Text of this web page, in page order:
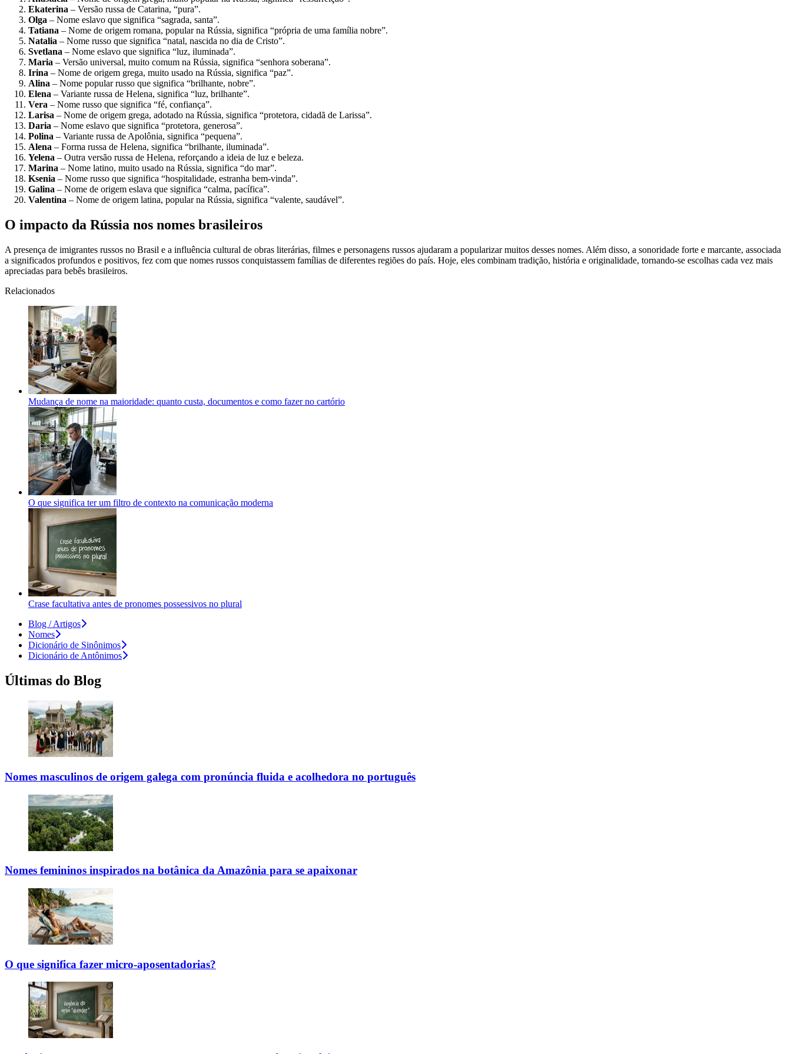
Ekaterina – Versão russa de Catarina, “pura”.
Olga – Nome eslavo que significa “sagrada, santa”.
Tatiana – Nome de origem romana, popular na Rússia, significa “própria de uma família nobre”.
Natalia – Nome russo que significa “natal, nascida no dia de Cristo”.
Svetlana – Nome eslavo que significa “luz, iluminada”.
Maria – Versão universal, muito comum na Rússia, significa “senhora soberana”.
Irina – Nome de origem grega, muito usado na Rússia, significa “paz”.
Alina – Nome popular russo que significa “brilhante, nobre”.
Elena – Variante russa de Helena, significa “luz, brilhante”.
Vera – Nome russo que significa “fé, confiança”.
Larisa – Nome de origem grega, adotado na Rússia, significa “protetora, cidadã de Larissa”.
Daria – Nome eslavo que significa “protetora, generosa”.
Polina – Variante russa de Apolônia, significa “pequena”.
Alena – Forma russa de Helena, significa “brilhante, iluminada”.
Yelena – Outra versão russa de Helena, reforçando a ideia de luz e beleza.
Marina – Nome latino, muito usado na Rússia, significa “do mar”.
Ksenia – Nome russo que significa “hospitalidade, estranha bem-vinda”.
Galina – Nome de origem eslava que significa “calma, pacífica”.
Valentina – Nome de origem latina, popular na Rússia, significa “valente, saudável”.
O impacto da Rússia nos nomes brasileiros
A presença de imigrantes russos no Brasil e a influência cultural de obras literárias, filmes e personagens russos ajudaram a popularizar muitos desses nomes. Além disso, a sonoridade forte e marcante, associada
a significados profundos e positivos, fez com que nomes russos conquistassem famílias de diferentes regiões do país. Hoje, eles combinam tradição, história e originalidade, tornando-se escolhas cada vez mais
apreciadas para bebês brasileiros.
Relacionados
Mudança de nome na maioridade: quanto custa, documentos e como fazer no cartório
O que significa ter um filtro de contexto na comunicação moderna
Crase facultativa antes de pronomes possessivos no plural
Blog / Artigos
Nomes
Dicionário de Sinônimos
Dicionário de Antônimos
Últimas do Blog
Nomes masculinos de origem galega com pronúncia fluida e acolhedora no português
Nomes femininos inspirados na botânica da Amazônia para se apaixonar
O que significa fazer micro-aposentadorias?